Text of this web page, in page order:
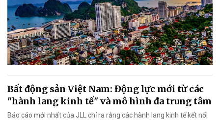
Bất động sản Việt Nam: Động lực mới từ các
"hành lang kinh tế" và mô hình đa trung tâm
Báo cáo mới nhất của JLL chỉ ra rằng các hành lang kinh tế kết nối